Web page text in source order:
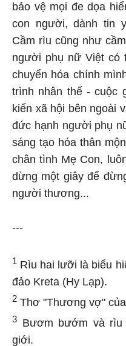
bảo vệ mọi đe dọa
con người, dành tin
Cầm rìu cũng như
người phụ nữ Việt có
chuyển hóa chính
trình nhân thế - cuộc
kiến xã hội bên ngoài
đức hạnh người phụ
sáng tạo hóa thân
chân tình Mẹ Con,
dừng một giây để
người thương...
---
1 Rìu hai lưỡi là biểu
đảo Kreta (Hy Lạp).
2 Thơ "Thương vợ"
3 Bươm bướm và
giới.